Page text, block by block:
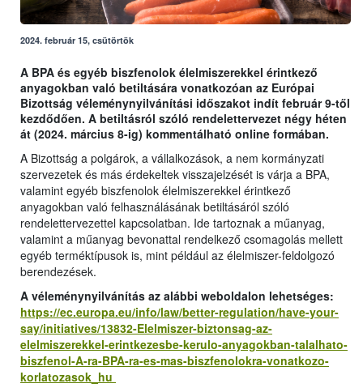
2024. február 15, csütörtök
A BPA és egyéb biszfenolok élelmiszerekkel érintkező
anyagokban való betiltására vonatkozóan az Európai
Bizottság véleménynyilvánítási időszakot indít február 9-től
kezdődően. A betiltásról szóló rendelettervezet négy héten
át (2024. március 8-ig) kommentálható online formában.
A Bizottság a polgárok, a vállalkozások, a nem kormányzati
szervezetek és más érdekeltek visszajelzését is várja a BPA,
valamint egyéb biszfenolok élelmiszerekkel érintkező
anyagokban való felhasználásának betiltásáról szóló
rendelettervezettel kapcsolatban. Ide tartoznak a műanyag,
valamint a műanyag bevonattal rendelkező csomagolás mellett
egyéb terméktípusok is, mint például az élelmiszer-feldolgozó
berendezések.
A véleménynyilvánítás az alábbi weboldalon lehetséges:
https://ec.europa.eu/info/law/better-regulation/have-your-
say/initiatives/13832-Elelmiszer-biztonsag-az-
elelmiszerekkel-erintkezesbe-kerulo-anyagokban-talalhato-
biszfenol-A-ra-BPA-ra-es-mas-biszfenolokra-vonatkozo-
korlatozasok_hu